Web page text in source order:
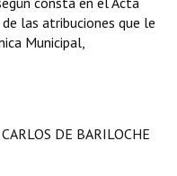
las atribuciones que le
Municipal,
DE BARILOCHE